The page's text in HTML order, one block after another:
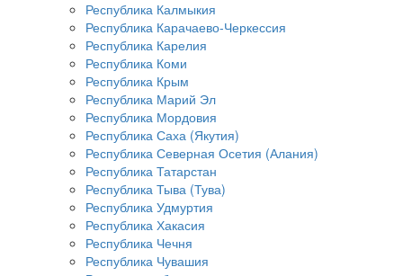
Республика Калмыкия
Республика Карачаево-Черкессия
Республика Карелия
Республика Коми
Республика Крым
Республика Марий Эл
Республика Мордовия
Республика Саха (Якутия)
Республика Северная Осетия (Алания)
Республика Татарстан
Республика Тыва (Тува)
Республика Удмуртия
Республика Хакасия
Республика Чечня
Республика Чувашия